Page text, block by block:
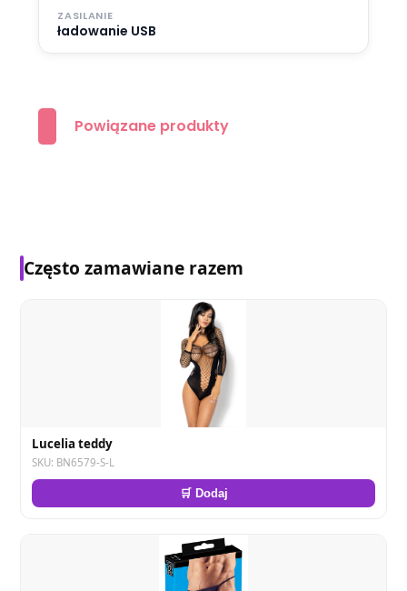
ZASILANIE
ładowanie USB
Powiązane produkty
Często zamawiane razem
Lucelia teddy
SKU: BN6579-S-L
🛒 Dodaj